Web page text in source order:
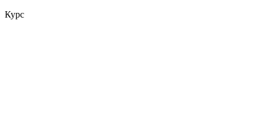
Курс